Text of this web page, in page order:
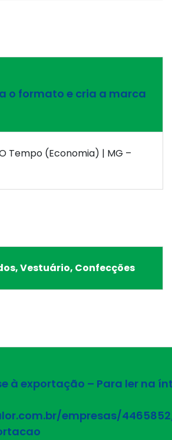
o formato e cria a marca
Tempo (Economia) | MG –
Vestuário, Confecções
à exportação – Para ler na
empresas/